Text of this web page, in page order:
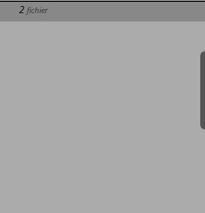
2 fichier